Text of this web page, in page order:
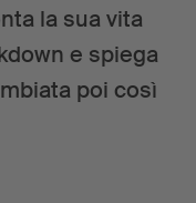
la sua vita
e spiega
poi così